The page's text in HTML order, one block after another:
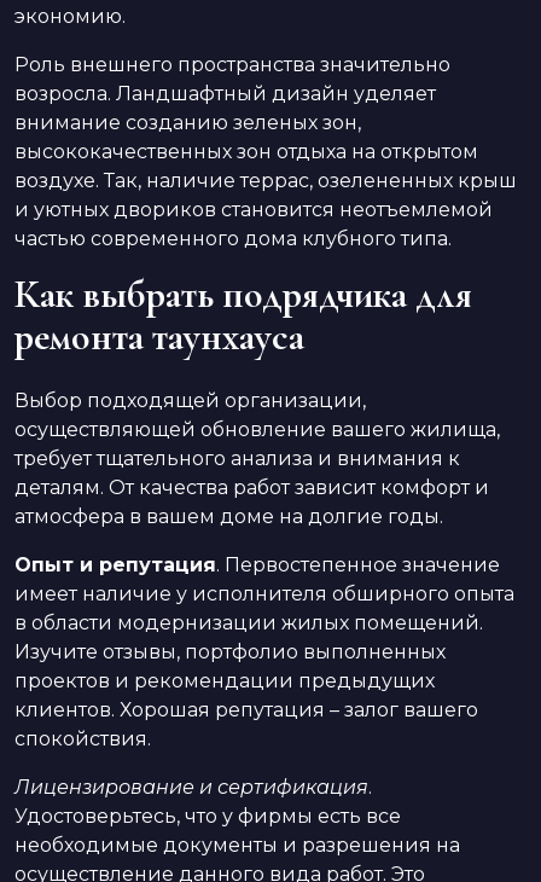
экономию.
Роль внешнего пространства значительно
возросла. Ландшафтный дизайн уделяет
внимание созданию зеленых зон,
высококачественных зон отдыха на открытом
воздухе. Так, наличие террас, озелененных крыш
и уютных двориков становится неотъемлемой
частью современного дома клубного типа.
Как выбрать подрядчика для
ремонта таунхауса
Выбор подходящей организации,
осуществляющей обновление вашего жилища,
требует тщательного анализа и внимания к
деталям. От качества работ зависит комфорт и
атмосфера в вашем доме на долгие годы.
Опыт и репутация. Первостепенное значение
имеет наличие у исполнителя обширного опыта
в области модернизации жилых помещений.
Изучите отзывы, портфолио выполненных
проектов и рекомендации предыдущих
клиентов. Хорошая репутация – залог вашего
спокойствия.
Лицензирование и сертификация.
Удостоверьтесь, что у фирмы есть все
необходимые документы и разрешения на
осуществление данного вида работ. Это